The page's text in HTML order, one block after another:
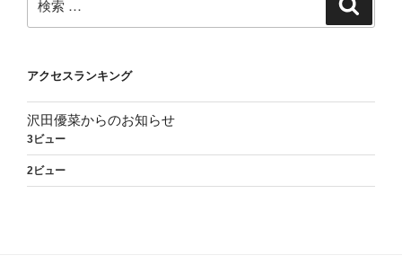
索:
アクセスランキング
沢田優菜からのお知らせ
3ビュー
2ビュー